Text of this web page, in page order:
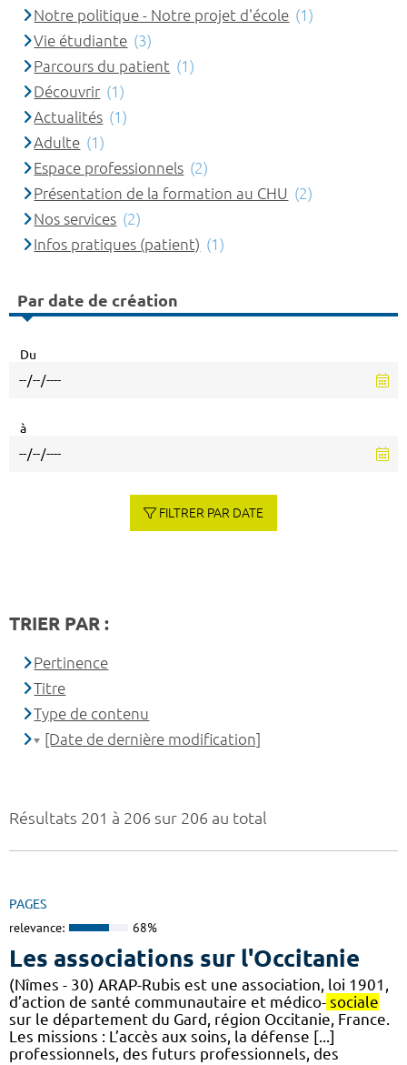
Résultats 201 à 206 sur 206 au total
PAGES
relevance: 68%
Les associations sur l'Occitanie
(Nîmes - 30) ARAP-Rubis est une association, loi 1901,
d’action de santé communautaire et médico- sociale
sur le département du Gard, région Occitanie, France.
Les missions : L’accès aux soins, la défense [...]
professionnels, des futurs professionnels, des
Notre politique - Notre projet d'école (1)
Vie étudiante (3)
Parcours du patient (1)
Découvrir (1)
Actualités (1)
Adulte (1)
Espace professionnels (2)
Présentation de la formation au CHU (2)
Nos services (2)
Infos pratiques (patient) (1)
Par date de création
Du
à
FILTRER PAR DATE
TRIER PAR :
Pertinence
Titre
Type de contenu
[Date de dernière modification]